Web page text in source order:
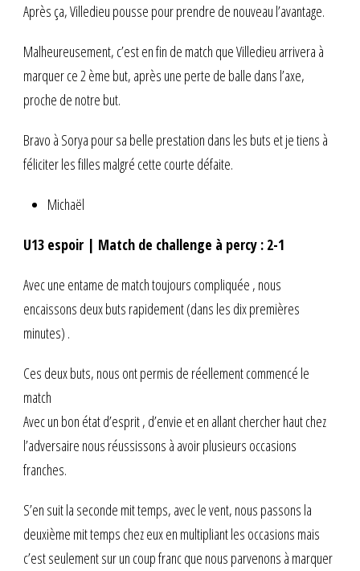
Après ça, Villedieu pousse pour prendre de nouveau l’avantage.
Malheureusement, c’est en fin de match que Villedieu arrivera à
marquer ce 2 ème but, après une perte de balle dans l’axe,
proche de notre but.
Bravo à Sorya pour sa belle prestation dans les buts et je tiens à
féliciter les filles malgré cette courte défaite.
Michaël
U13 espoir | Match de challenge à percy : 2-1
Avec une entame de match toujours compliquée , nous
encaissons deux buts rapidement (dans les dix premières
minutes) .
Ces deux buts, nous ont permis de réellement commencé le
match
Avec un bon état d’esprit , d’envie et en allant chercher haut chez
l’adversaire nous réussissons à avoir plusieurs occasions
franches.
S’en suit la seconde mit temps, avec le vent, nous passons la
deuxième mit temps chez eux en multipliant les occasions mais
c’est seulement sur un coup franc que nous parvenons à marquer